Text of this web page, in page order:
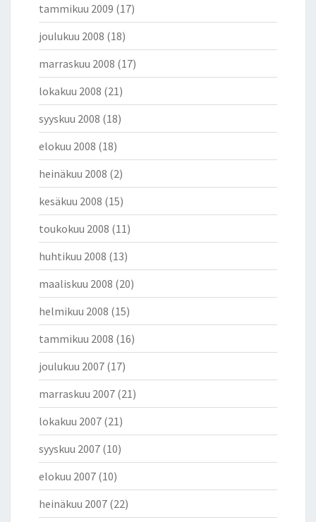
tammikuu 2009 (17)
joulukuu 2008 (18)
marraskuu 2008 (17)
lokakuu 2008 (21)
syyskuu 2008 (18)
elokuu 2008 (18)
heinäkuu 2008 (2)
kesäkuu 2008 (15)
toukokuu 2008 (11)
huhtikuu 2008 (13)
maaliskuu 2008 (20)
helmikuu 2008 (15)
tammikuu 2008 (16)
joulukuu 2007 (17)
marraskuu 2007 (21)
lokakuu 2007 (21)
syyskuu 2007 (10)
elokuu 2007 (10)
heinäkuu 2007 (22)